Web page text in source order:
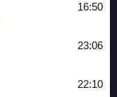
16:50
23:06
22:10